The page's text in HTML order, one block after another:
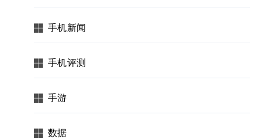
手机新闻
手机评测
手游
数据